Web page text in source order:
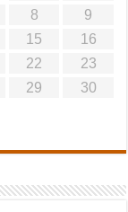
8
9
15
16
22
23
29
30